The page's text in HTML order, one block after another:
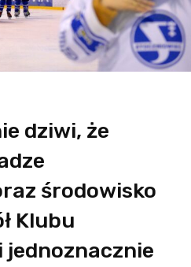
dziwi, że
środowisko
Klubu
jednoznacznie